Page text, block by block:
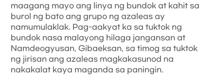
maagang mayo ang linya ng bundok at kahit sa
burol ng bato ang grupo ng azaleas ay
namumulaklak. Pag-aakyat ka sa tuktok ng
bundok nasa malayong hilaga jangansan at
Namdeogyusan, Gibaeksan, sa timog sa tuktok
ng jirisan ang azaleas magkakasunod na
nakakalat kaya maganda sa paningin.